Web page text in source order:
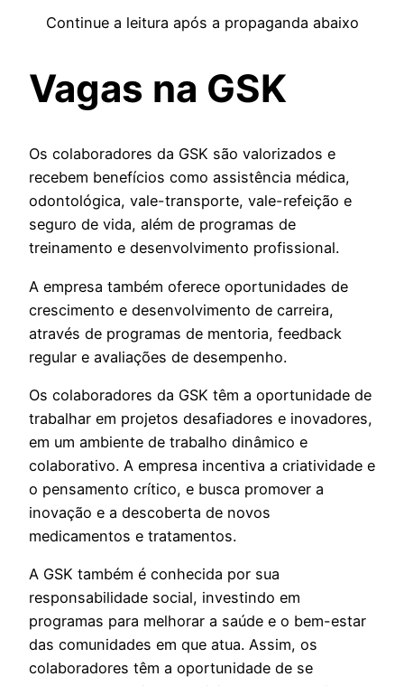
Continue a leitura após a propaganda abaixo
Vagas na GSK
Os colaboradores da GSK são valorizados e
recebem benefícios como assistência médica,
odontológica, vale-transporte, vale-refeição e
seguro de vida, além de programas de
treinamento e desenvolvimento profissional.
A empresa também oferece oportunidades de
crescimento e desenvolvimento de carreira,
através de programas de mentoria, feedback
regular e avaliações de desempenho.
Os colaboradores da GSK têm a oportunidade de
trabalhar em projetos desafiadores e inovadores,
em um ambiente de trabalho dinâmico e
colaborativo. A empresa incentiva a criatividade e
o pensamento crítico, e busca promover a
inovação e a descoberta de novos
medicamentos e tratamentos.
A GSK também é conhecida por sua
responsabilidade social, investindo em
programas para melhorar a saúde e o bem-estar
das comunidades em que atua. Assim, os
colaboradores têm a oportunidade de se